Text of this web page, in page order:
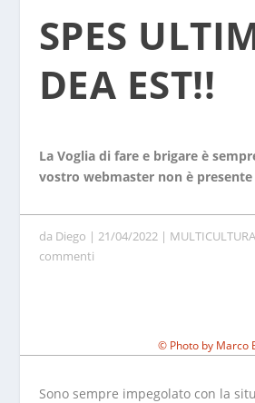
SPES
DEA EST!!
La Voglia di fare e brigare è
vostro webmaster non è
da Diego | 21/04/2022|
commenti
© Photo by Marco
Sono sempre impegolato con la